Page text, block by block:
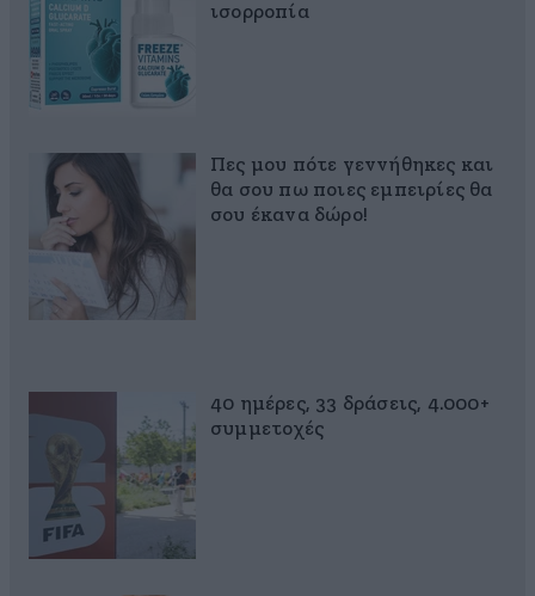
ισορροπία
Πες μου πότε γεννήθηκες και
θα σου πω ποιες εμπειρίες θα
σου έκανα δώρο!
40 ημέρες, 33 δράσεις, 4.000+
συμμετοχές